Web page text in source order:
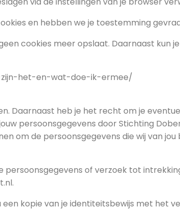
en hebben we je toestemming
cookies meer opslaat. Daarnaast kun
zijn-het-en-wat-doe-ik-ermee/
Daarnaast heb je het recht om je
persoonsgegevens door Stichting
om de persoonsgegevens die wij van
of verzoek tot
kopie van je identiteitsbewijs met het